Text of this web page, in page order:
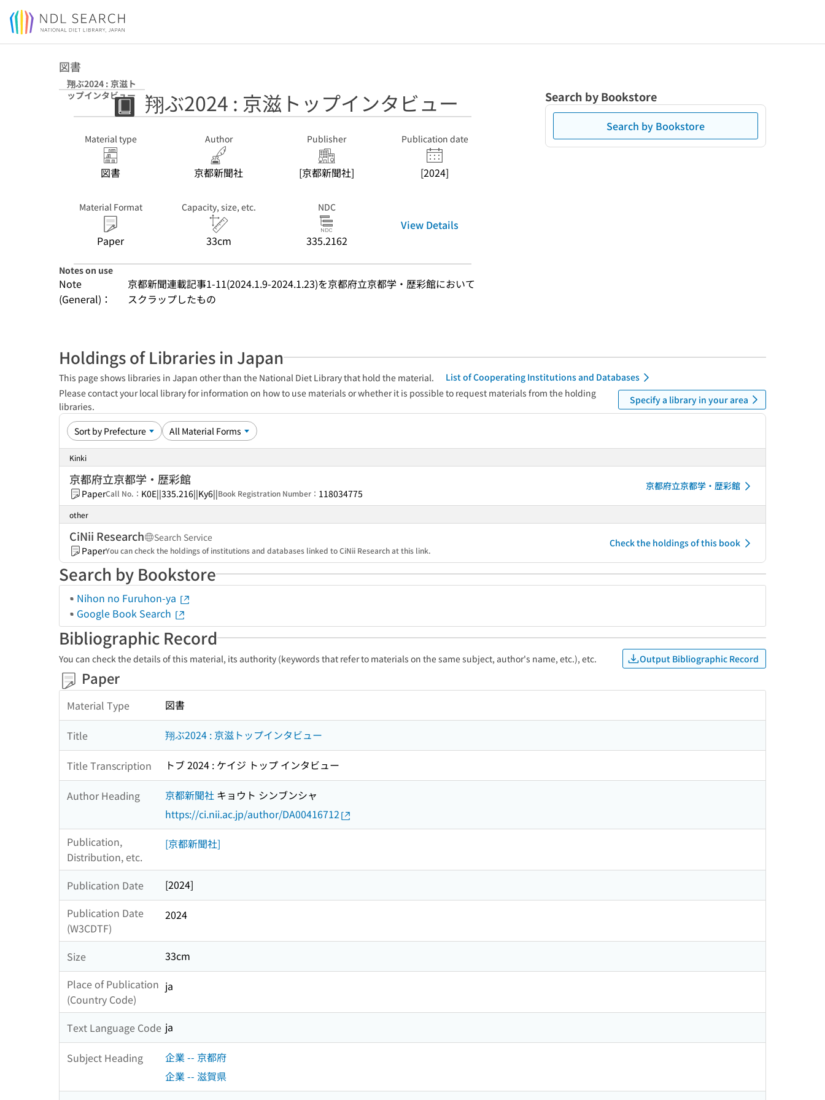
Jump to main content
図書
翔ぶ2024 : 京滋ト
ップインタビュー
翔ぶ2024 : 京滋トップインタビュー
Material type
図書
Author
京都新聞社
Publisher
[京都新聞社]
Publication date
[2024]
Material Format
Paper
Capacity, size, etc.
33cm
NDC
335.2162
View Details
Notes on use
Note
(General)：
京都新聞連載記事1-11(2024.1.9-2024.1.23)を京都府立京都学・歴彩館において
スクラップしたもの
Search by Bookstore
Search by Bookstore
Holdings of Libraries in Japan
This page shows libraries in Japan other than the National Diet Library that hold the material.
List of Cooperating Institutions and Databases
Please contact your local library for information on how to use materials or whether it is possible to request materials from the holding
libraries.
Specify a library in your area
Kinki
京都府立京都学・歴彩館
PaperCall No.： K0E||335.216||Ky6||Book Registration Number： 118034775
京都府立京都学・歴彩館
other
CiNii Research
Search Service
PaperYou can check the holdings of institutions and databases linked to CiNii Research at this link.
Check the holdings of this book
Search by Bookstore
Nihon no Furuhon-ya
Google Book Search
Bibliographic Record
You can check the details of this material, its authority (keywords that refer to materials on the same subject, author's name, etc.), etc. Output Bibliographic Record
Paper
Material Type 図書
Title 翔ぶ2024 : 京滋トップインタビュー
Title Transcription トブ 2024 : ケイジ トップ インタビュー
Author Heading 京都新聞社 キョウト シンブンシャ
https://ci.nii.ac.jp/author/DA00416712
Publication,
Distribution, etc.
[京都新聞社]
Publication Date
[2024]
Publication Date
(W3CDTF)
2024
Size
33cm
Place of Publication
(Country Code)
ja
Text Language Code ja
Subject Heading
企業 -- 京都府
企業 -- 滋賀県